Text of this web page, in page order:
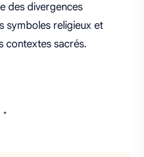
des divergences
symboles religieux et
contextes sacrés.